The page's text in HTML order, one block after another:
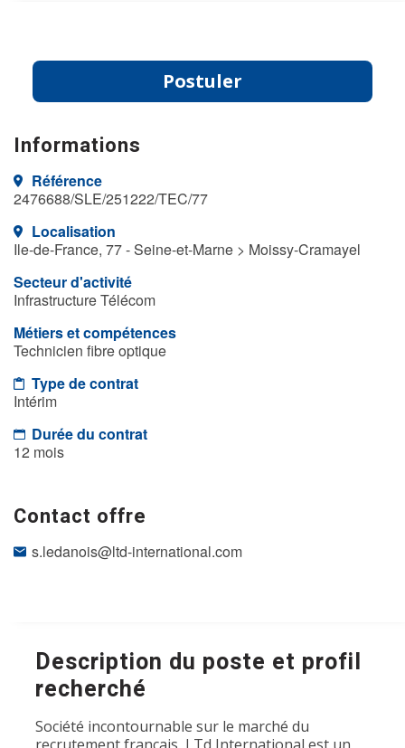
Postuler
Informations
Référence
2476688/SLE/251222/TEC/77
Localisation
Ile-de-France, 77 - Seine-et-Marne > Moissy-Cramayel
Secteur d'activité
Infrastructure Télécom
Métiers et compétences
Technicien fibre optique
Type de contrat
Intérim
Durée du contrat
12 mois
Contact offre
s.ledanois@ltd-international.com
Description du poste et profil
recherché
Société incontournable sur le marché du